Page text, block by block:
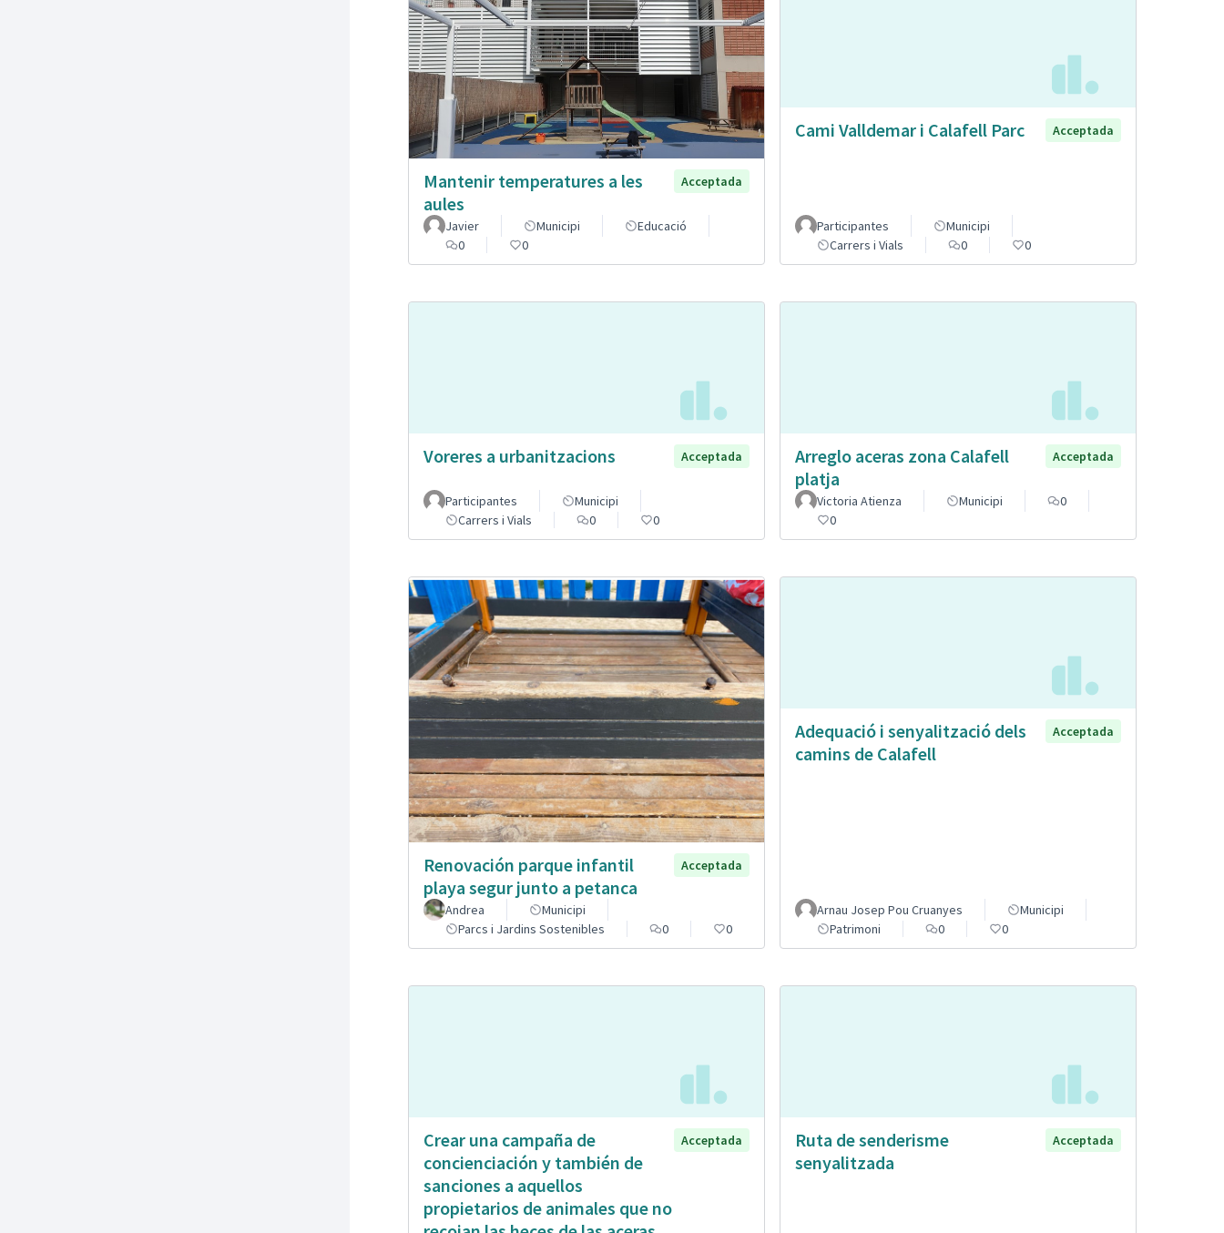
Mantenir temperatures a les
aules
Acceptada
Javier Municipi
Educació
0
0
Cami Valldemar i Calafell Parc Acceptada
Participantes
Municipi
Carrers i Vials
0 0
Voreres a urbanitzacions Acceptada
Participantes
Municipi
Carrers i Vials
0 0
Arreglo aceras zona Calafell
platja
Acceptada
Victoria Atienza Municipi
0
0
Renovación parque infantil
playa segur junto a petanca
Acceptada
Andrea
Municipi
Parcs i Jardins Sostenibles
0 0
Adequació i senyalització dels
camins de Calafell
Acceptada
Arnau Josep Pou Cruanyes
Municipi
Patrimoni
0 0
Crear una campaña de
concienciación y también de
sanciones a aquellos
propietarios de animales que no
Acceptada
Ruta de senderisme
senyalitzada
Acceptada